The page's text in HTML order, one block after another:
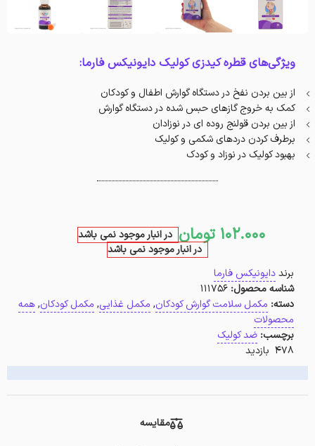
ویژگی‌های قطره کیدزی کولیک دایونیکس فارما:
از بین بردن نفخ در دستگاه گوارش اطفال و کودکان
کمک به خروج گازهای حبس شده در دستگاه گوارش
از بین بردن قولنج روده ای در نوزادان
برطرف کردن دردهای شکمی و کولیک
بهبود کولیک در نوزاد و کودک
102.000 تومان در انبار موجود نمی باشد
در انبار موجود نمی باشد
برنددایونیکس فارما
شناسه محصول: 111756
دسته: مکمل سلامت گوارش کودکان, مکمل غذایی, مکمل کودکان,همه
محصولات
برچسب: ضد کولیک
478 بازدید
مقایسه